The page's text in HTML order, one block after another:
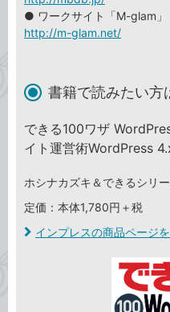
● ワークサイト「M-glam」
http://m-glam.net/
書籍で読みたい方
できる100ワザ
イト運営術WordPress
ホシナカズキ＆できるシリ
定価：本体1,780円＋税
インプレスの商品ページ